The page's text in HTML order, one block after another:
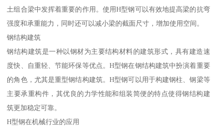
土组合梁中发挥着重要的作用。使用H型钢可以有效地提高梁的抗弯
强度和承重能力，同时还可以减小梁的截面尺寸，增加使用空间。
钢结构建筑
钢结构建筑是一种以钢材为主要结构材料的建筑形式，具有建造速
度快、自重轻、节能环保等优点。H型钢在钢结构建筑中扮演着重要
的角色，尤其是重型钢结构建筑。H型钢可以用于构建钢柱、钢梁等
主要承重构件，其优良的力学性能和组装简便的特点使得钢结构建
筑更加稳定可靠。
H型钢在机械行业的应用